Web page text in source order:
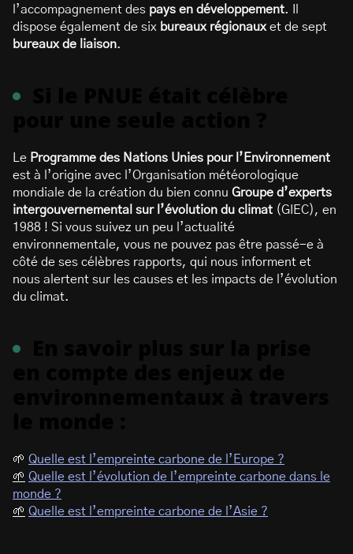
l’accompagnement des pays en développement. Il
dispose également de six bureaux régionaux et de sept
bureaux de liaison.
Le Programme des Nations Unies pour l’Environnement
est à l’origine avec l’Organisation météorologique
mondiale de la création du bien connu Groupe d’experts
intergouvernemental sur l’évolution du climat (GIEC), en
1988 ! Si vous suivez un peu l’actualité
environnementale, vous ne pouvez pas être passé-e à
côté de ses célèbres rapports, qui nous informent et
nous alertent sur les causes et les impacts de l’évolution
du climat.
🌱 Quelle est l’empreinte carbone de l’Europe ?
🌱 Quelle est l’évolution de l’empreinte carbone dans le
monde ?
🌱 Quelle est l’empreinte carbone de l’Asie ?